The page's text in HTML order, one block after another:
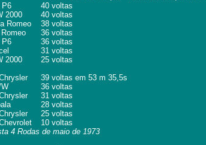
P6
40 voltas
2000
40 voltas
Romeo
38 voltas
36 voltas
P6
36 voltas
31 voltas
2000
25 voltas
39 voltas em 53 m 35,5s
36 voltas
31 voltas
28 voltas
25 voltas
10 voltas
4 Rodas de maio de 1973